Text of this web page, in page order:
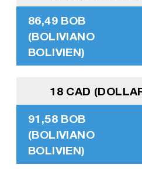
86,49 BOB
(BOLIVIANO
BOLIVIEN)
18 CAD
91,58 BOB
(BOLIVIANO
BOLIVIEN)